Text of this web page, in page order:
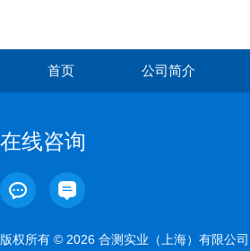
首页 公司简介
在线咨询
版权所有 © 2026 合测实业（上海）有限公